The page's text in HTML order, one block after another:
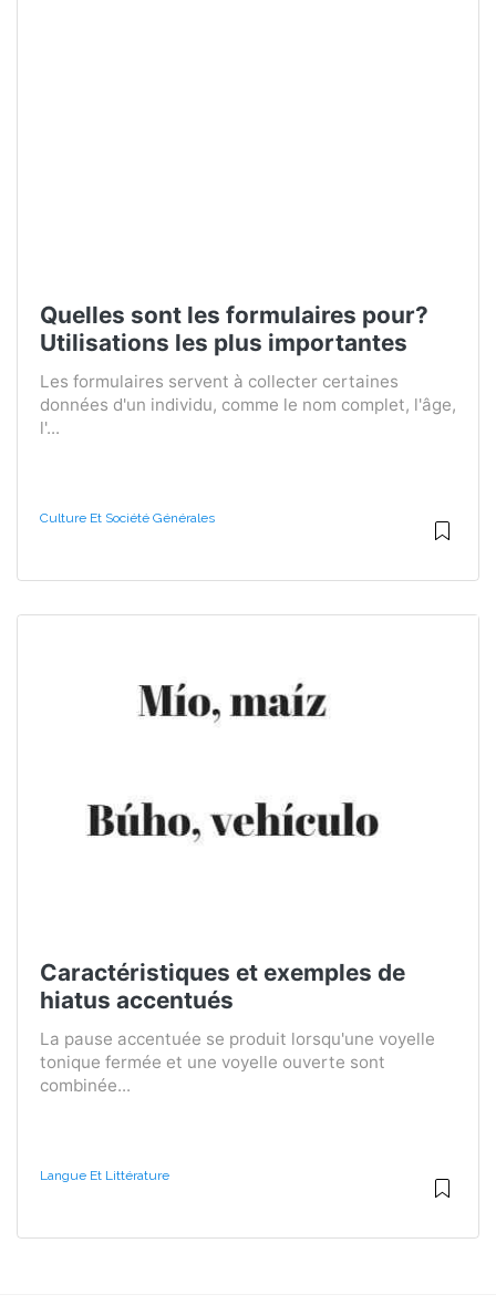
Quelles sont les formulaires pour?
Utilisations les plus importantes
Les formulaires servent à collecter certaines
données d'un individu, comme le nom complet, l'âge,
l'...
Culture Et Société Générales
Caractéristiques et exemples de
hiatus accentués
La pause accentuée se produit lorsqu'une voyelle
tonique fermée et une voyelle ouverte sont
combinée...
Langue Et Littérature